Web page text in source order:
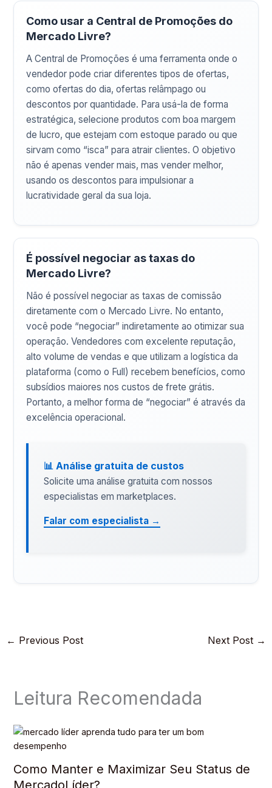
Como usar a Central de Promoções do
Mercado Livre?
A Central de Promoções é uma ferramenta onde o
vendedor pode criar diferentes tipos de ofertas,
como ofertas do dia, ofertas relâmpago ou
descontos por quantidade. Para usá-la de forma
estratégica, selecione produtos com boa margem
de lucro, que estejam com estoque parado ou que
sirvam como “isca” para atrair clientes. O objetivo
não é apenas vender mais, mas vender melhor,
usando os descontos para impulsionar a
lucratividade geral da sua loja.
É possível negociar as taxas do
Mercado Livre?
Não é possível negociar as taxas de comissão
diretamente com o Mercado Livre. No entanto,
você pode “negociar” indiretamente ao otimizar sua
operação. Vendedores com excelente reputação,
alto volume de vendas e que utilizam a logística da
plataforma (como o Full) recebem benefícios, como
subsídios maiores nos custos de frete grátis.
Portanto, a melhor forma de “negociar” é através da
excelência operacional.
📊 Análise gratuita de custos
Solicite uma análise gratuita com nossos
especialistas em marketplaces.
Falar com especialista →
← Previous Post Next Post →
Leitura Recomendada
Como Manter e Maximizar Seu Status de